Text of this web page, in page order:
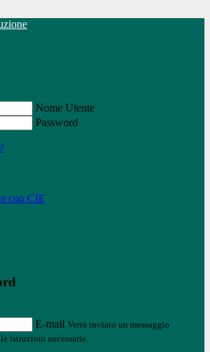
Nome Utente
Password
con CIE
E-mail Verrà inviato un messaggio
istruzioni necessarie.